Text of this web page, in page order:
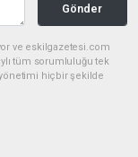
Gönder
ve eskilgazetesi.com
tüm sorumluluğu tek
yönetimi hiçbir şekilde